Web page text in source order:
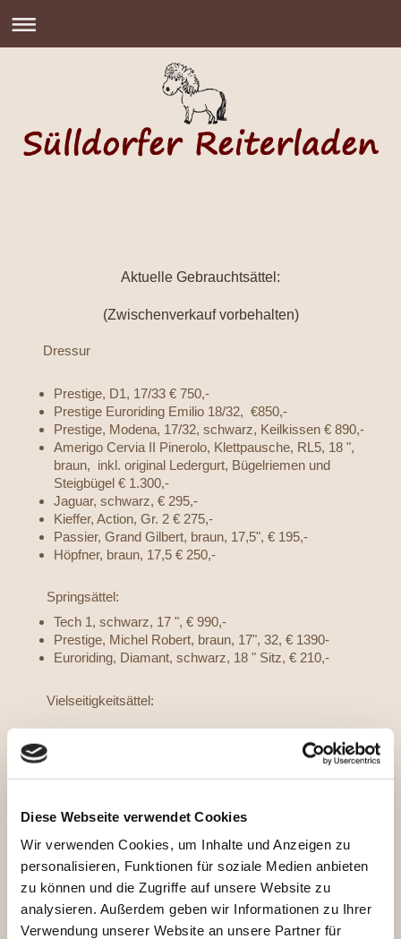
Diese Webseite verwendet Cookies
Wir verwenden Cookies, um Inhalte und Anzeigen zu
personalisieren, Funktionen für soziale Medien anbieten
zu können und die Zugriffe auf unsere Website zu
analysieren. Außerdem geben wir Informationen zu Ihrer
Verwendung unserer Website an unsere Partner für
Aktuelle Gebrauchtsättel:
(Zwischenverkauf vorbehalten)
Dressur
Prestige, D1, 17/33 € 750,-
Prestige Euroriding Emilio 18/32, €850,-
Prestige, Modena, 17/32, schwarz, Keilkissen € 890,-
Amerigo Cervia II Pinerolo, Klettpausche, RL5, 18 ",
braun, inkl. original Ledergurt, Bügelriemen und
Steigbügel € 1.300,-
Jaguar, schwarz, € 295,-
Kieffer, Action, Gr. 2 € 275,-
Passier, Grand Gilbert, braun, 17,5", € 195,-
Höpfner, braun, 17,5 € 250,-
Springsättel:
Tech 1, schwarz, 17 ", € 990,-
Prestige, Michel Robert, braun, 17", 32, € 1390-
Euroriding, Diamant, schwarz, 18 " Sitz, € 210,-
Vielseitigkeitsättel:
Kieffer, Aachen AT, VSD, schwarz, Gr 1, € 190,-
Hilbar, Royal Epona, 17,5 " € 500,-
Westernsättel,Wanderreitsättel, Spanische- und
Barocksättel, Fellsattel: